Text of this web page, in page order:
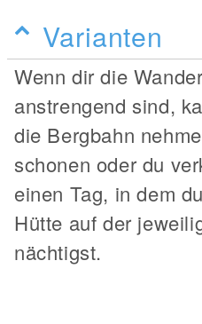
Varianten
Wenn dir die
anstrengend sind,
die Bergbahn
schonen oder du
einen Tag, in dem
Hütte auf der
nächtigst.